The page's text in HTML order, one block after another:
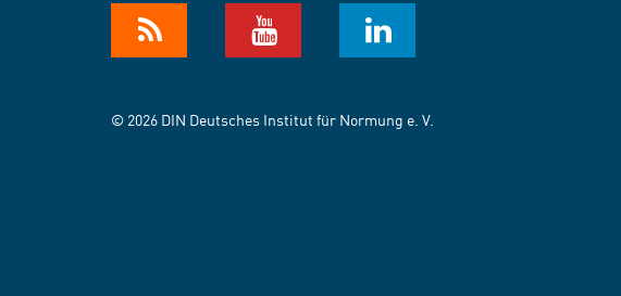
© 2026 DIN Deutsches Institut für Normung e. V.